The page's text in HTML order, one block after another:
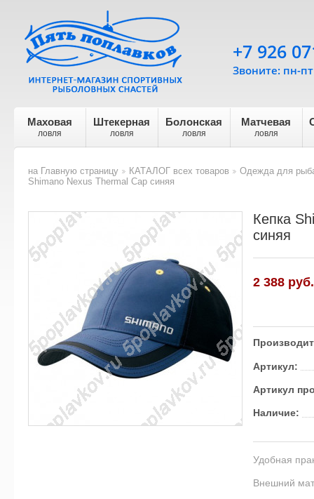
Маховая
ловля
Штекерная
ловля
Болонская
ловля
Матчевая
ловля
+7 926
Звоните: пн-
на Главную страницу
>
КАТАЛОГ всех товаров
Одежда для
Shimano Nexus Thermal Cap синяя
Кепка
синяя
2 388 руб.
Артикул:
Артикул
Наличие:
Удобная
Внешний